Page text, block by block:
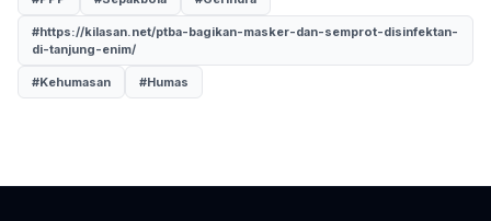
#https://kilasan.net/ptba-bagikan-masker-dan-semprot-disinfektan-
di-tanjung-enim/
#Kehumasan #Humas